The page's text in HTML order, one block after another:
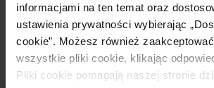
informacjami na ten temat oraz
ustawienia prywatności wybierając
cookie”. Możesz również
wszystkie pliki cookie, klikając
Pliki cookie pomagają naszej stronie
Opinie